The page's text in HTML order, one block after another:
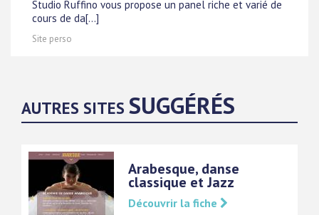
Studio Ruffino vous propose un panel riche et varié de
cours de da[...]
Site perso
AUTRES SITES SUGGÉRÉS
Arabesque, danse
classique et Jazz
Découvrir la fiche